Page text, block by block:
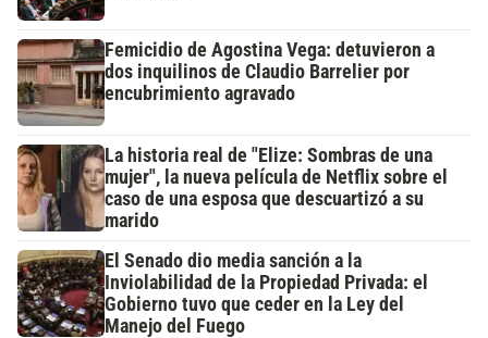
Femicidio de Agostina Vega: detuvieron a
dos inquilinos de Claudio Barrelier por
encubrimiento agravado
La historia real de "Elize: Sombras de una
mujer", la nueva película de Netflix sobre el
caso de una esposa que descuartizó a su
marido
El Senado dio media sanción a la
Inviolabilidad de la Propiedad Privada: el
Gobierno tuvo que ceder en la Ley del
Manejo del Fuego